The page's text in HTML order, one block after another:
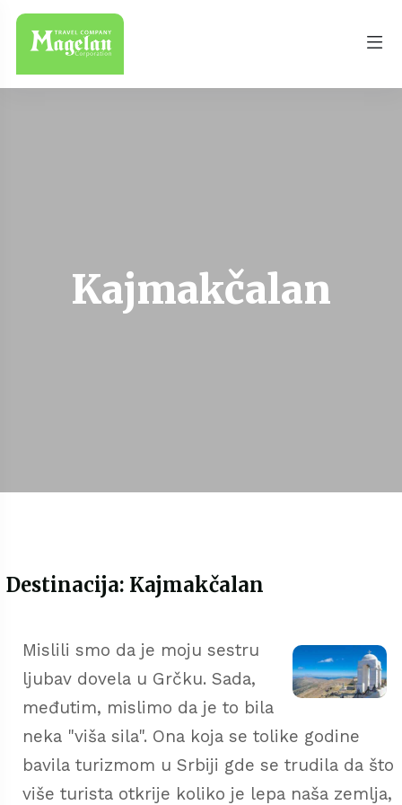
Kajmakčalan
Destinacija: Kajmakčalan
Mislili smo da je moju sestru
ljubav dovela u Grčku. Sada,
međutim, mislimo da je to bila
neka "viša sila". Ona koja se tolike godine
bavila turizmom u Srbiji gde se trudila da što
više turista otkrije koliko je lepa naša zemlja,